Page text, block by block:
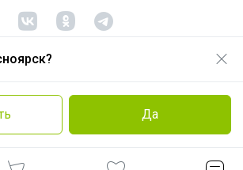
Да
ОГРН 1122468054070, 2012 -2026
конфиденциальности
пользователя